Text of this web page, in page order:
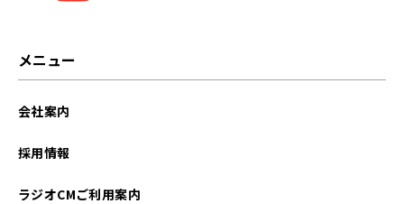
メニュー
会社案内
採用情報
ラジオCMご利用案内